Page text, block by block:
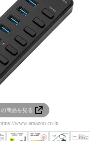
の商品を見る
www.amazon.co.jp